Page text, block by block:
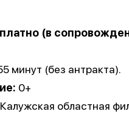
(в
минут (без антракта).
0+
областная